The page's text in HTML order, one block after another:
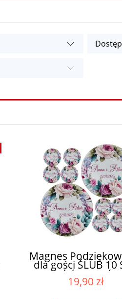
Magnes
dla gości ŚLUB 10
wybór wzorów
19,90 zł